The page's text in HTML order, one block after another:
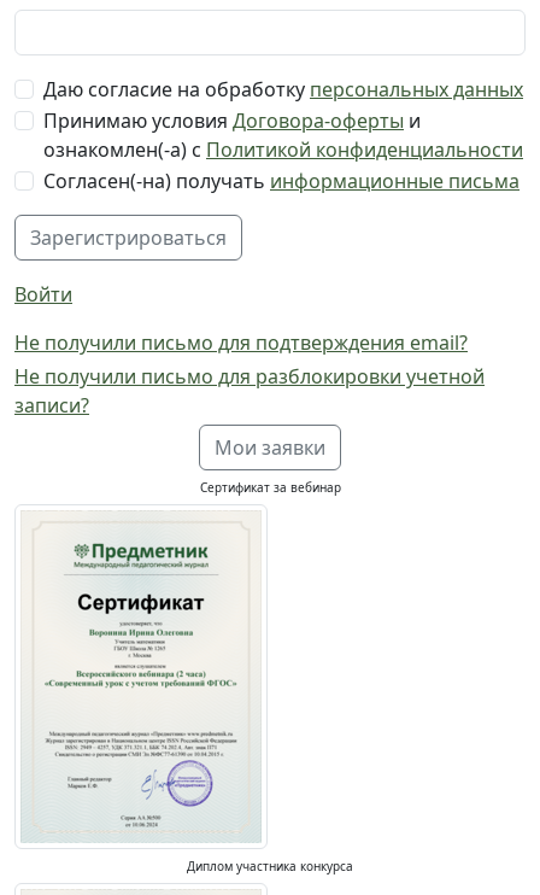
Даю согласие на обработку персональных данных
Принимаю условия Договора-оферты и
ознакомлен(-а) с Политикой конфиденциальности
Согласен(-на) получать информационные письма
Войти
Не получили письмо для подтверждения email?
Не получили письмо для разблокировки учетной
записи?
Мои заявки
Сертификат за вебинар
Диплом участника конкурса